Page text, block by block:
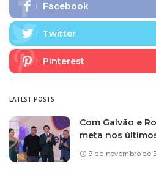
Facebook
Twitter
Pinterest
LATEST POSTS
Com Galvão e
meta nos
9 de novembro de